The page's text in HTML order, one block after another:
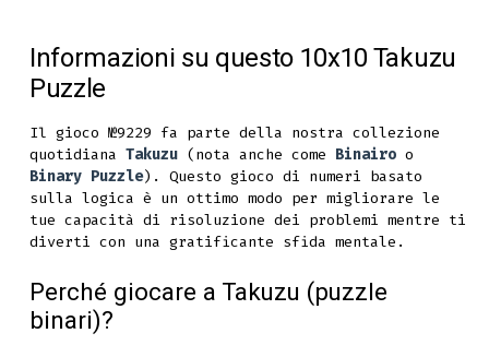
Informazioni su questo 10x10 Takuzu
Puzzle
Il gioco №9229 fa parte della nostra collezione
quotidianaTakuzu (nota anche come Binairo o
Binary Puzzle). Questo gioco di numeri basato
sulla logica è un ottimo modo per migliorare le
tue capacità di risoluzione dei problemi mentre ti
diverti con una gratificante sfida mentale.
Perché giocare a Takuzu (puzzle
binari)?